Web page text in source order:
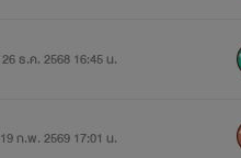
26 ธ.ค. 2568 16:45 น.
19 ก.พ. 2569 17:01 น.